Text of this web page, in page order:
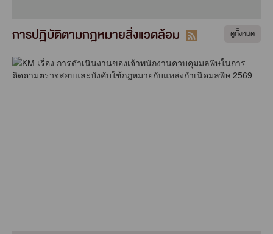
การปฏิบัติตามกฎหมายสิ่งแวดล้อม ดูทั้งหมด